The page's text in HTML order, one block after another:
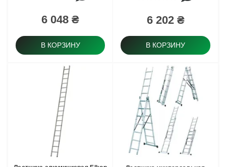
6 048 ₴
В КОРЗИНУ
6 202 ₴
В КОРЗИНУ